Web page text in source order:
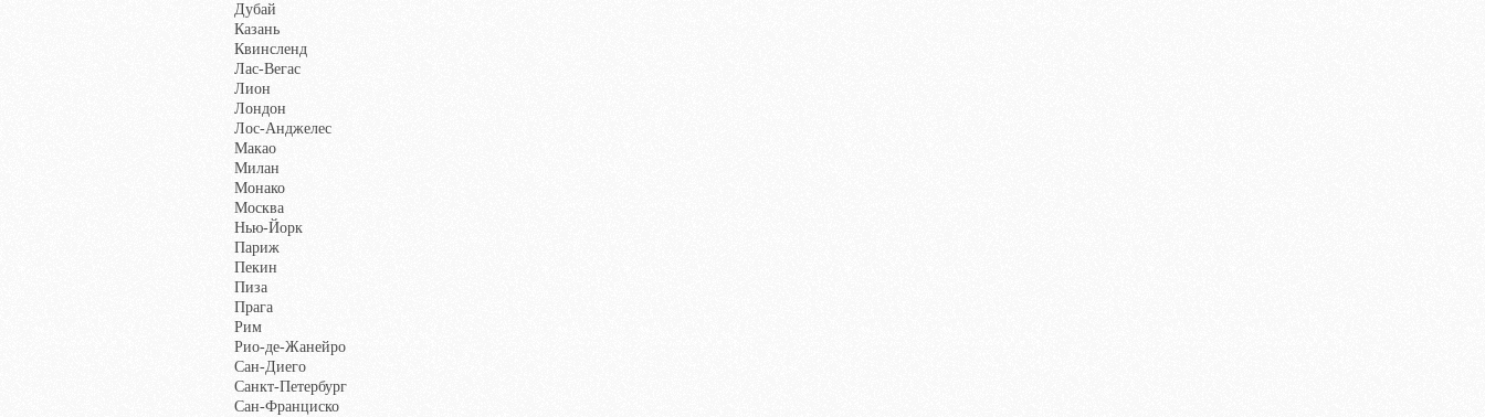
Дубай
Казань
Квинсленд
Лас-Вегас
Лион
Лондон
Лос-Анджелес
Макао
Милан
Монако
Москва
Нью-Йорк
Париж
Пекин
Пиза
Прага
Рим
Рио-де-Жанейро
Сан-Диего
Санкт-Петербург
Сан-Франциско